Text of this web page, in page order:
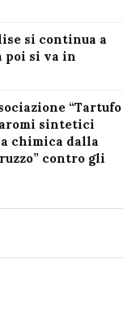
si continua a
poi si va in
“Tartufo
sintetici
chimica dalla
contro gli